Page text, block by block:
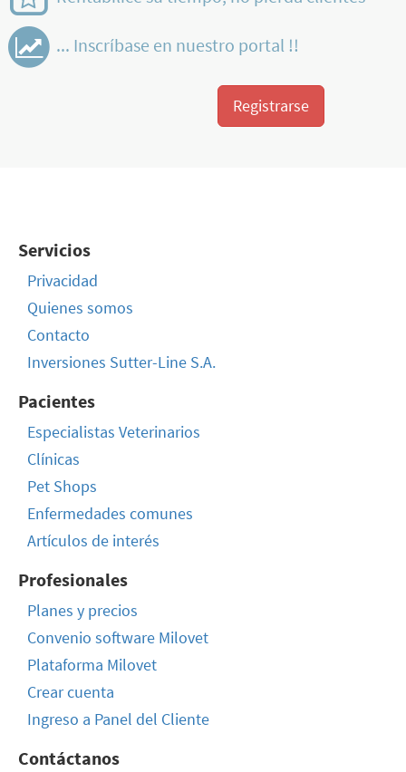
... Inscríbase en nuestro portal !!
Registrarse
Servicios
Privacidad
Quienes somos
Contacto
Inversiones Sutter-Line S.A.
Pacientes
Especialistas Veterinarios
Clínicas
Pet Shops
Enfermedades comunes
Artículos de interés
Profesionales
Planes y precios
Convenio software Milovet
Plataforma Milovet
Crear cuenta
Ingreso a Panel del Cliente
Contáctanos